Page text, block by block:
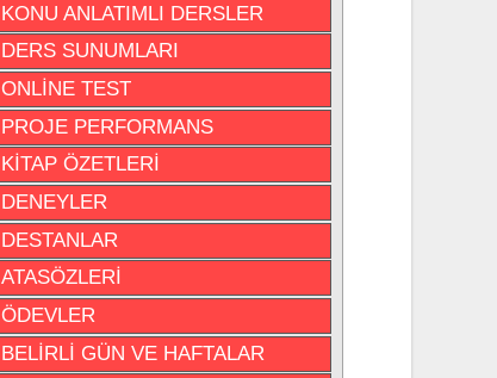
KONU ANLATIMLI DERSLER
DERS SUNUMLARI
ONLİNE TEST
PROJE PERFORMANS
KİTAP ÖZETLERİ
DENEYLER
DESTANLAR
ATASÖZLERİ
ÖDEVLER
BELİRLİ GÜN VE HAFTALAR